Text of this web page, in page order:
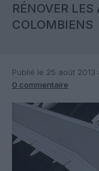
RÉNOVER
COLOMBIENS
Publié le 25 août 2013
0 commentaire